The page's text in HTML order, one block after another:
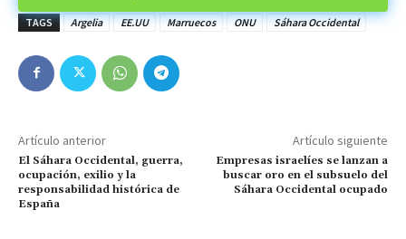
TAGS Argelia EE.UU Marruecos ONU Sáhara Occidental
Artículo anterior
El Sáhara Occidental, guerra,
ocupación, exilio y la
responsabilidad histórica de
España
Artículo siguiente
Empresas israelíes se lanzan a
buscar oro en el subsuelo del
Sáhara Occidental ocupado